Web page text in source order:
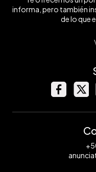
informa, pero también
de lo que